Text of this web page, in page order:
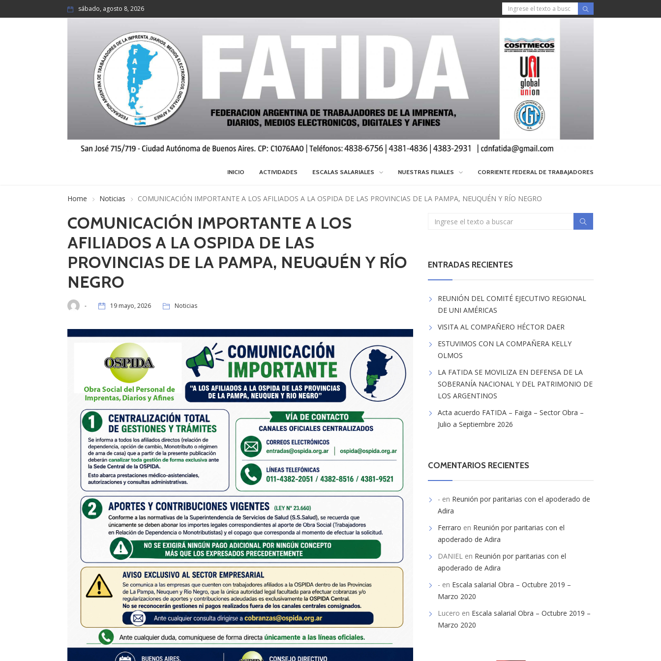
sábado, agosto 8, 2026
INICIO ACTIVIDADES ESCALAS SALARIALES NUESTRAS FILIALES CORRIENTE FEDERAL DE TRABAJADORES
Home Noticias COMUNICACIÓN IMPORTANTE A LOS AFILIADOS A LA OSPIDA DE LAS PROVINCIAS DE LA PAMPA, NEUQUÉN Y RÍO NEGRO
COMUNICACIÓN IMPORTANTE A LOS
AFILIADOS A LA OSPIDA DE LAS
PROVINCIAS DE LA PAMPA, NEUQUÉN Y RÍO
NEGRO
- 19 mayo, 2026 Noticias
ENTRADAS RECIENTES
REUNIÓN DEL COMITÉ EJECUTIVO REGIONAL
DE UNI AMÉRICAS
VISITA AL COMPAÑERO HÉCTOR DAER
ESTUVIMOS CON LA COMPAÑERA KELLY
OLMOS
LA FATIDA SE MOVILIZA EN DEFENSA DE LA
SOBERANÍA NACIONAL Y DEL PATRIMONIO DE
LOS ARGENTINOS
Acta acuerdo FATIDA – Faiga – Sector Obra –
Julio a Septiembre 2026
COMENTARIOS RECIENTES
- en Reunión por paritarias con el apoderado de
Adira
Ferraro en Reunión por paritarias con el
apoderado de Adira
DANIEL en Reunión por paritarias con el
apoderado de Adira
- en Escala salarial Obra – Octubre 2019 –
Marzo 2020
Lucero en Escala salarial Obra – Octubre 2019 –
Marzo 2020